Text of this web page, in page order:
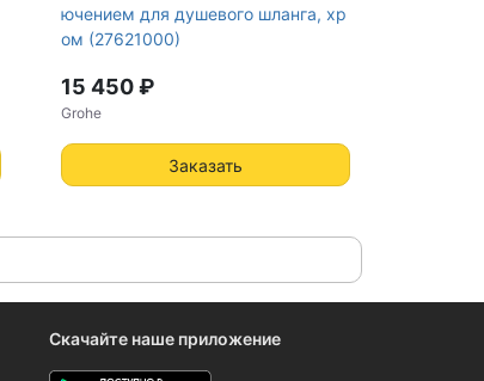
ючением для душевого шланга, хр
ом (27621000)
15 450 ₽
Grohe
Заказать
Скачайте наше приложение